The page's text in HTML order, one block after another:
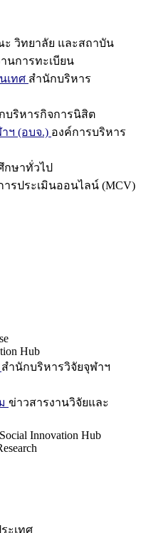
วิทยาลัย และสถาบัน
นการทะเบียน
เทศ สำนักบริหาร
บริหารกิจการนิสิต
ฯ (อบจ.) องค์การบริหาร
กษาทั่วไป
ารประเมินออนไลน์ (MCV)
Hub
สำนักบริหารวิจัยจุฬาฯ
ข่าวสารงานวิจัยและ
Innovation Hub
ะเทศ